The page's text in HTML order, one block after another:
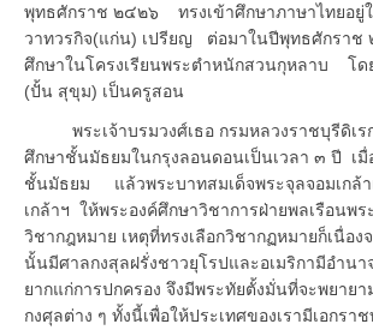
พุทธศักราช ๒๔๒๖ ทรงเข้าศึกษาภาษาไทยอยู่
วาทวรกิจ(แก่น) เปรียญ ต่อมาในปีพุทธศักรา
ศึกษาในโครงเรียนพระตำหนักสวนกุหลาบ โด
(ปั้น สุขุม) เป็นครูสอน
พระเจ้าบรมวงศ์เธอ กรมหลวงราชบุรีดิเร
ศึกษาชั้นมัธยมในกรุงลอนดอนเป็นเวลา ๓ ปี เมื่
ชั้นมัธยม แล้วพระบาทสมเด็จพระจุลจอมเกล้
เกล้าฯ ให้พระองค์ศึกษาวิชาการฝ่ายพลเรือนพร
วิชากฎหมาย เหตุที่ทรงเลือกวิชากฏหมายก็เนื่องจ
นั้นมีศาลกงสุลฝรั่งชาวยุโรปและอเมริกามีอำนา
ยากแก่การปกครอง จึงมีพระทัยตั้งมั่นที่จะพยาย
กงศุลต่าง ๆ ทั้งนี้เพื่อให้ประเทศของเรามีเอกรา